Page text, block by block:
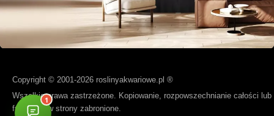
Copyright © 2001-2026 roslinyakwariowe.pl ®
Wszelkie prawa zastrzeżone. Kopiowanie, rozpowszechnianie całości lub
fragmentów strony zabronione.